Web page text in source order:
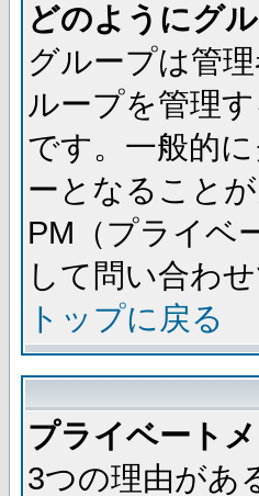
どのようにグ
グループは管
ループを管理
です。一般的
ーとなること
PM（プライベ
して問い合わ
トップに戻る
プライベート
3つの理由があ